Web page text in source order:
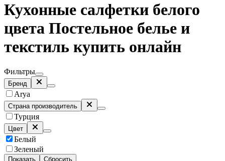
Кухонные салфетки белого
цвета Постельное белье и
текстиль купить онлайн
Фильтры
Бренд
Arya
Страна производитель
Турция
Цвет
Белый
Зеленый
Показать
Сбросить